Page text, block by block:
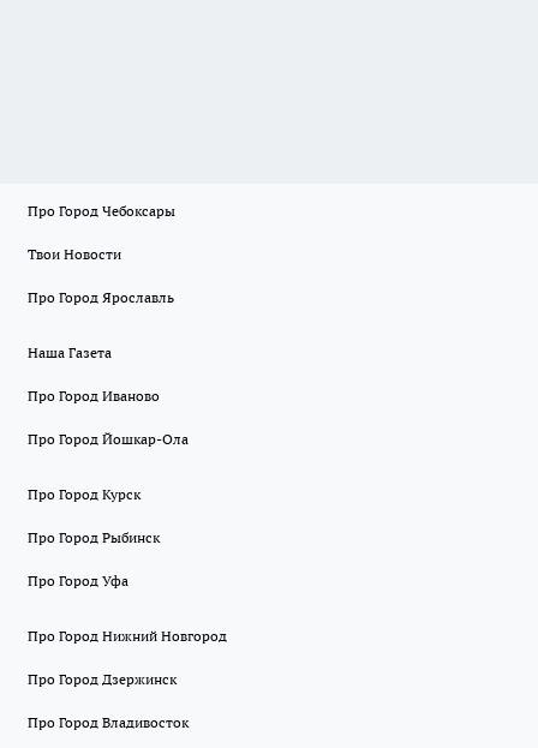
Про Город Чебоксары
Твои Новости
Про Город Ярославль
Наша Газета
Про Город Иваново
Про Город Йошкар-Ола
Про Город Курск
Про Город Рыбинск
Про Город Уфа
Про Город Нижний Новгород
Про Город Дзержинск
Про Город Владивосток